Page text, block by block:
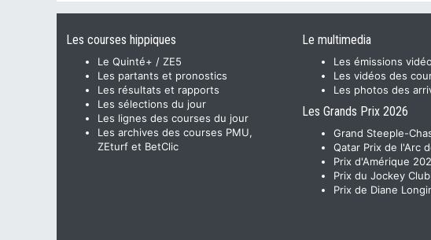
Les courses hippiques
Le Quinté+ / ZE5
Les partants et pronostics
Les résultats et rapports
Les sélections du jour
Les lignes des courses du jour
Les archives des courses PMU,
ZEturf et BetClic
Le multimedia
Les émissions
Les vidéos des
Les photos des
Les Grands Prix 2026
Grand Steeple-
Qatar Prix de l'Arc
Prix d'Amérique
Prix du Jockey
Prix de Diane